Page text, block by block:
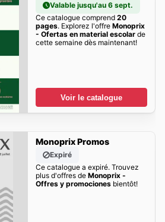
Valable jusqu'au 6 sept.
Ce catalogue comprend 20
pages. Explorez l'offre Monoprix
- Ofertas en material escolarde
cette semaine dès maintenant!
Voir le catalogue
Monoprix Promos
Expiré
Ce catalogue a expiré. Trouvez
plus d'offres de Monoprix -
Offres y promocionesbientôt!